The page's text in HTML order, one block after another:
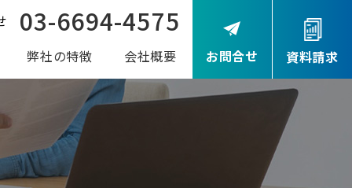
03-6694-4575
弊社の特徴 会社概要 お問合せ 資料請求